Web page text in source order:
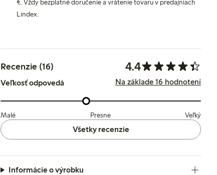
€. Vždy bezplatné doručenie a vrátenie tovaru v predajniach
Lindex.
Recenzie (16) 4.4
Veľkosť odpovedá Na základe 16 hodnotení
Malé Presne Veľký
Všetky recenzie
Informácie o výrobku